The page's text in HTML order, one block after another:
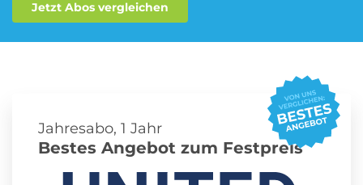
Musik-Streaming Abo Pay TV Abo
Schmuck Abo
Jetzt Abos vergleichen
Jahresabo, 1 Jahr
Bestes Angebot zum Festpreis